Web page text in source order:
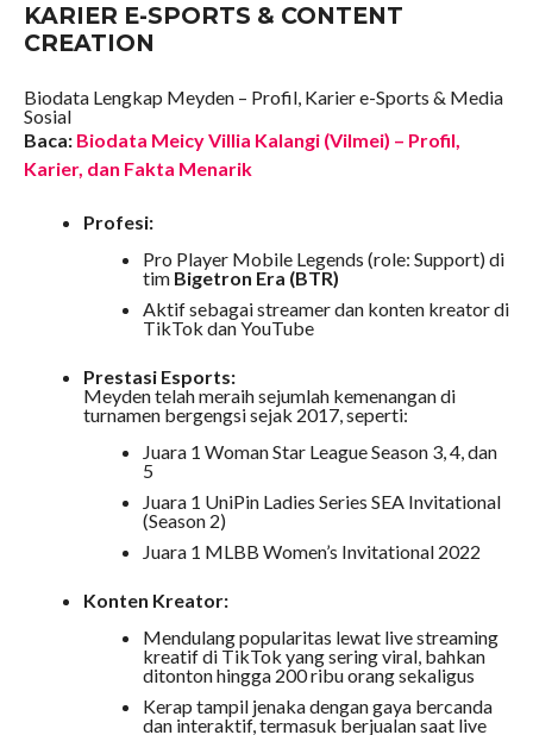
KARIER E-SPORTS & CONTENT
CREATION
Biodata Lengkap Meyden – Profil, Karier e-Sports & Media
Sosial
Baca: Biodata Meicy Villia Kalangi (Vilmei) – Profil,
Karier, dan Fakta Menarik
Profesi:
Pro Player Mobile Legends (role: Support) di
tim Bigetron Era (BTR)
Aktif sebagai streamer dan konten kreator di
TikTok dan YouTube
Prestasi Esports:
Meyden telah meraih sejumlah kemenangan di
turnamen bergengsi sejak 2017, seperti:
Juara 1 Woman Star League Season 3, 4, dan
5
Juara 1 UniPin Ladies Series SEA Invitational
(Season 2)
Juara 1 MLBB Women’s Invitational 2022
Konten Kreator:
Mendulang popularitas lewat live streaming
kreatif di TikTok yang sering viral, bahkan
ditonton hingga 200 ribu orang sekaligus
Kerap tampil jenaka dengan gaya bercanda
dan interaktif, termasuk berjualan saat live